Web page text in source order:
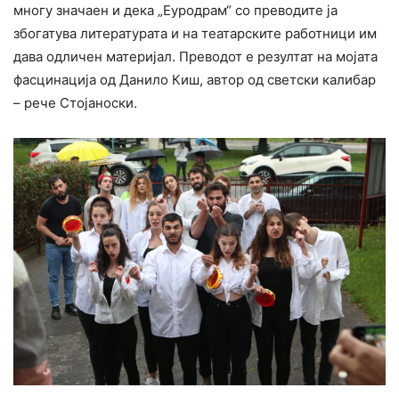
многу значаен и дека „Еуродрам“ со преводите ја
збогатува литературата и на театарските работници им
дава одличен материјал. Преводот е резултат на мојата
фасцинација од Данило Киш, автор од светски калибар
– рече Стојаноски.